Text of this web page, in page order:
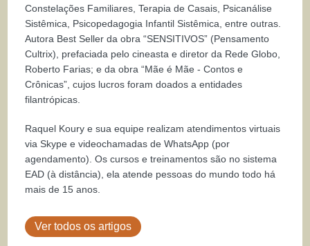
Constelações Familiares, Terapia de Casais, Psicanálise
Sistêmica, Psicopedagogia Infantil Sistêmica, entre outras.
Autora Best Seller da obra “SENSITIVOS” (Pensamento
Cultrix), prefaciada pelo cineasta e diretor da Rede Globo,
Roberto Farias; e da obra “Mãe é Mãe - Contos e
Crônicas”, cujos lucros foram doados a entidades
filantrópicas.
Raquel Koury e sua equipe realizam atendimentos virtuais
via Skype e videochamadas de WhatsApp (por
agendamento). Os cursos e treinamentos são no sistema
EAD (à distância), ela atende pessoas do mundo todo há
mais de 15 anos.
Ver todos os artigos